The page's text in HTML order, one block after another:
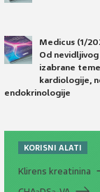
Medicus (1/
Od
izabrane
kardiologije,
endokrinologije
KORISNI ALATI
Klirens kreatinina